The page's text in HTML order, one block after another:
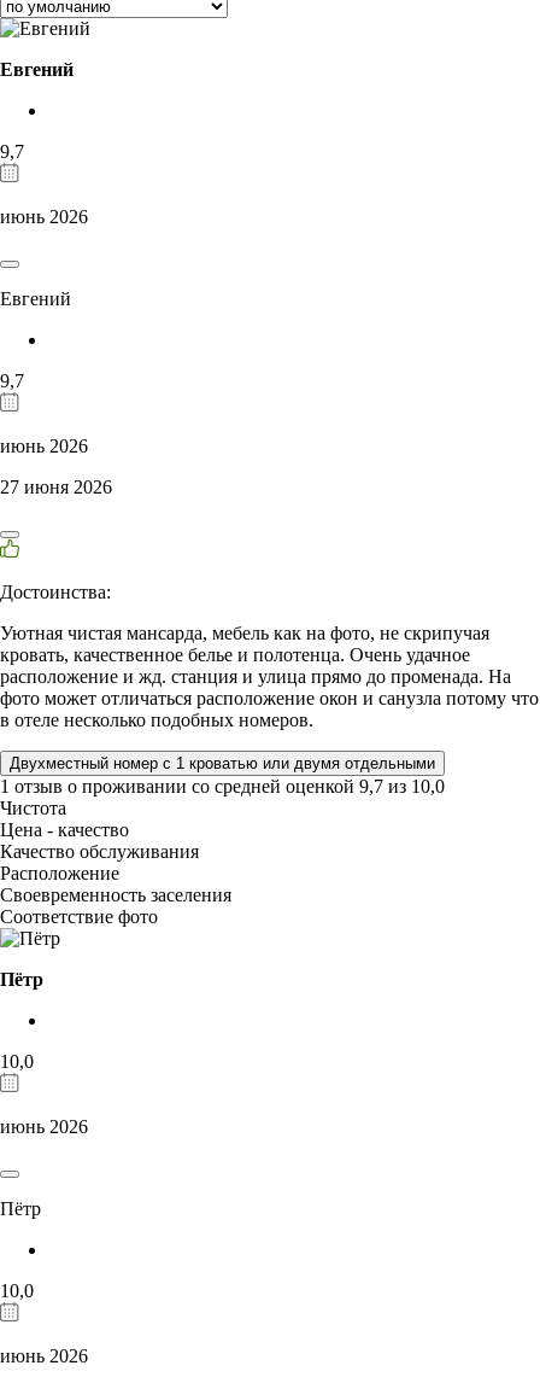
Евгений
9,7
июнь 2026
Евгений
9,7
июнь 2026
27 июня 2026
Достоинства:
Уютная чистая мансарда, мебель как на фото, не скрипучая
кровать, качественное белье и полотенца. Очень удачное
расположение и жд. станция и улица прямо до променада. На
фото может отличаться расположение окон и санузла потому что
в отеле несколько подобных номеров.
Двухместный номер с 1 кроватью или двумя отдельными
1 отзыв о проживании со средней оценкой 9,7 из 10,0
Чистота
Цена - качество
Качество обслуживания
Расположение
Своевременность заселения
Соответствие фото
Пётр
10,0
июнь 2026
Пётр
10,0
июнь 2026